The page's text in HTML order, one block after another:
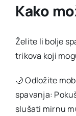
Kako
Želite li bolje
trikova koji
🌙 Odložite
spavanja:
slušati mirnu